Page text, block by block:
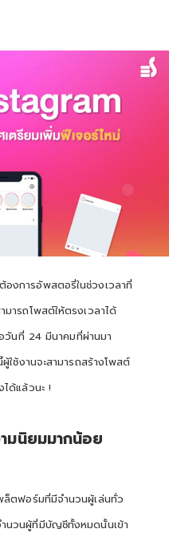
งการอัพสตอรี่ในช่วงเวลาที่
ารถโพสต์ให้ตรงเวลาได้
วันที่ 24 มีนาคมที่ผ่านมา
ใช้งานจะสามารถสร้างโพสต์
ด้แล้วนะ !
มนิยมมากน้อย
ตฟอร์มที่มีจำนวนผู้เล่นทั่ว
นวนผู้ที่มีบัญชีทั้งหมดนั้นเข้า